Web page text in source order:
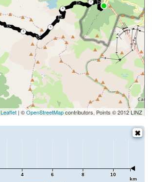
8
4
2
6
Leaflet | ©OpenStreetMapcontributors, Points © 2012 LINZ
4 6 8 10
km